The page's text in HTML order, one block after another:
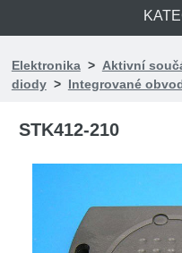
Elektronika> Aktivní
diody> Integrované
STK412-210